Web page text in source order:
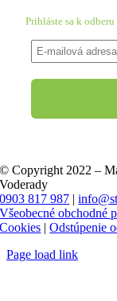
Prihláste sa k
© Copyright 2022 –
Voderady
0903 817 987 |
Všeobecné obchodné
Cookies |Odstúpenie
Page load link